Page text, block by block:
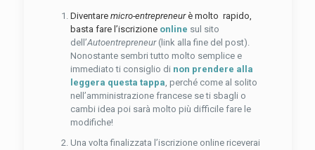
Diventare micro-entrepreneurè molto rapido,
basta fare l’iscrizione online sul sito
dell’Autoentrepreneur(link alla fine del post).
Nonostante sembri tutto molto semplice e
immediato ti consiglio di non prendere alla
leggera questa tappa, perché come al solito
nell’amministrazione francese se ti sbagli o
cambi idea poi sarà molto più difficile fare le
modifiche!
Una volta finalizzata l’iscrizione online riceverai